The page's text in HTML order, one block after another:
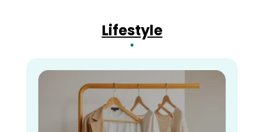
Lifestyle